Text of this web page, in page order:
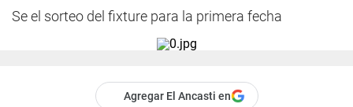
Se el sorteo del fixture para la primera fecha
Agregar El Ancasti en